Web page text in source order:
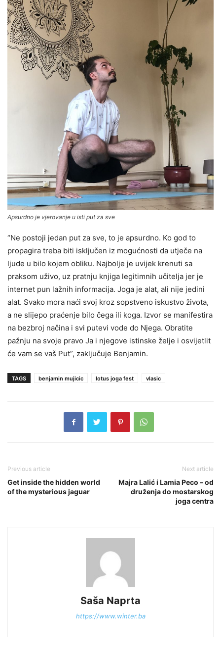
Apsurdno je vjerovanje u isti put za sve
“Ne postoji jedan put za sve, to je apsurdno. Ko god to
propagira treba biti isključen iz mogućnosti da utječe na
ljude u bilo kojem obliku. Najbolje je uvijek krenuti sa
praksom uživo, uz pratnju knjiga legitimnih učitelja jer je
internet pun lažnih informacija. Joga je alat, ali nije jedini
alat. Svako mora naći svoj kroz sopstveno iskustvo života,
a ne slijepo praćenje bilo čega ili koga. Izvor se manifestira
na bezbroj načina i svi putevi vode do Njega. Obratite
pažnju na svoje pravo Ja i njegove istinske želje i osvijetlit
će vam se vaš Put”, zaključuje Benjamin.
TAGS benjamin mujicic lotus joga fest vlasic
Previous article
Get inside the hidden world
of the mysterious jaguar
Next article
Majra Lalić i Lamia Peco – od
druženja do mostarskog
joga centra
Saša Naprta
https://www.winter.ba